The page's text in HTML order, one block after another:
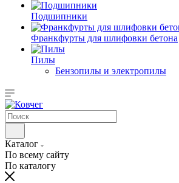
Подшипники
Франкфурты для шлифовки бетона
Пилы
Бензопилы и электропилы
Каталог
По всему сайту
По каталогу